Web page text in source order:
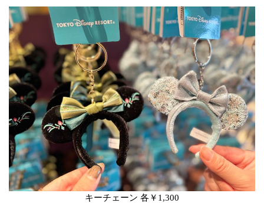
キーチェーン 各￥1,300